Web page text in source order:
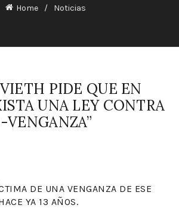
Home Noticias
PIDE QUE EN
UNA LEY CONTRA
VENGANZA”
DE UNA VENGANZA DE ESE
YA 13 AÑOS.